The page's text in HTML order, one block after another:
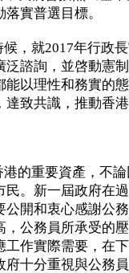
實普選目標。
，就2017年行政
泛諮詢，並啓動憲
能以理性和務實的
達致共識，推動香
的重要資產，不
民。新一屆政府在
公開和衷心感謝公
，公務員所承受的
工作實際需要，在
府十分重視與公務